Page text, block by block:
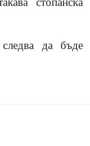
да бъде